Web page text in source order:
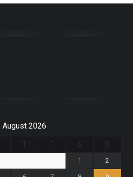
August 2026
T F S S
1 2